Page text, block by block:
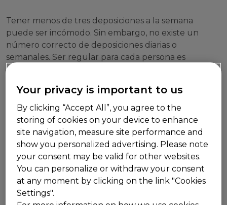
Tener menos de tres deposiciones a la semana
puede ser incómodo. Sin embargo, no existe un
número correcto de deposiciones diarias o
semanales. Ser regular para cada persona es
diferente.
Dificultad para ir al baño
Puede que estes estreñido cuando sientes que tus
deposiciones son secas, duras o cuando se produce
un esfuerzo excesivo o dolor durante la evacuación,
o cuando tienes la sensación de estar bloqueado o
no haber vaciado completamente.
Sensación de hinchazón
Es el resultado de evacuaciones intestinales poco
Your privacy is important to us
By clicking “Accept All”, you agree to the
storing of cookies on your device to enhance
site navigation, measure site performance and
show you personalized advertising. Please note
your consent may be valid for other websites.
You can personalize or withdraw your consent
at any moment by clicking on the link "Cookies
Settings".